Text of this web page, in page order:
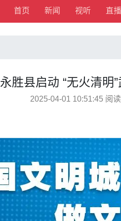
首页 新闻 视听 直播
永胜县启动 “无火清明
2025-04-01 10:51:45 阅